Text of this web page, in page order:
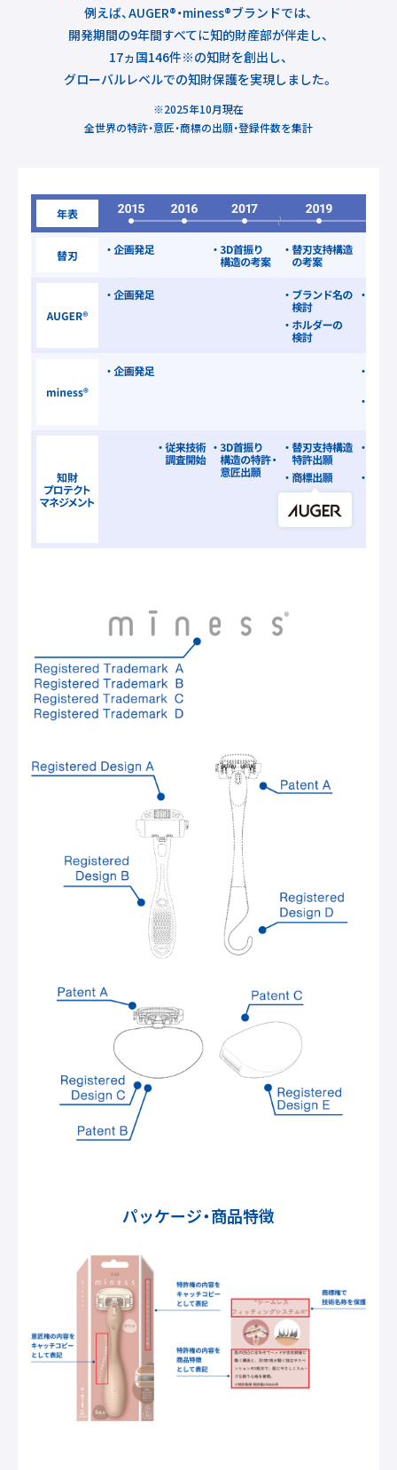
例えば、AUGER®・miness®ブランドでは、
開発期間の9年間すべてに知的財産部が伴走し、
17ヵ国146件※の知財を創出し、
グローバルレベルでの知財保護を実現しました。
※2025年10月現在
全世界の特許・意匠・商標の出願・登録件数を集計
パッケージ・商品特徴